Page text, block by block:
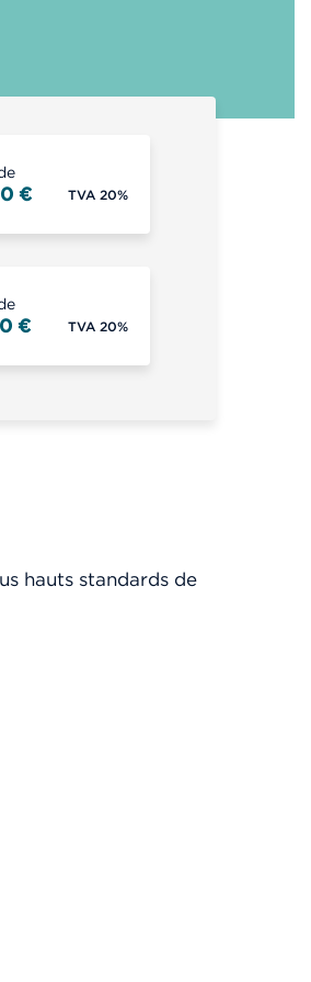
€ TVA 20%
€ TVA 20%
hauts standards de